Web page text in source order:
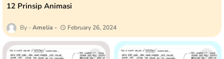
12 Prinsip Animasi
Amelia February 26, 2024